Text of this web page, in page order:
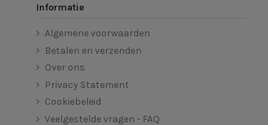
Informatie
Algemene voorwaarden
Betalen en verzenden
Over ons
Privacy Statement
Cookiebeleid
Veelgestelde vragen - FAQ